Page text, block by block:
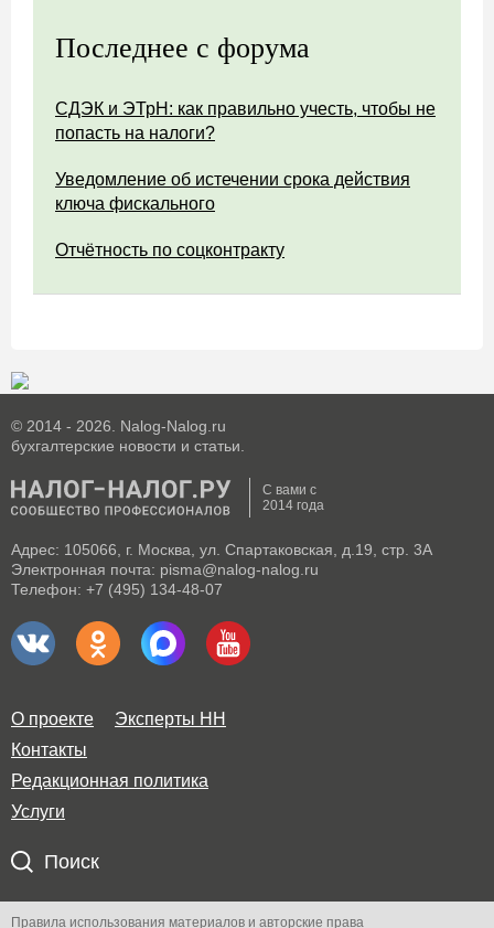
Последнее с форума
СДЭК и ЭТрН: как правильно учесть, чтобы не
попасть на налоги?
Уведомление об истечении срока действия
ключа фискального
Отчётность по соцконтракту
© 2014 - 2026. Nalog-Nalog.ru
бухгалтерские новости и статьи.
С вами с
2014 года
Адрес: 105066, г. Москва, ул. Спартаковская, д.19, стр. 3А
Электронная почта: pisma@nalog-nalog.ru
Телефон: +7 (495) 134-48-07
О проекте
Эксперты НН
Контакты
Редакционная политика
Услуги
Поиск
Правила использования материалов и авторские права